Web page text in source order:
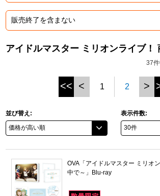
ラブライブ！サンシャイン‼
アイドリッシュセブン
モフモフパレード
アイドルマスター ミリオンライブ！
37
<< < 1 2 >
並び替え: 表示件数:
OVA「アイドルマスター ミリオ
中で～」Blu-ray